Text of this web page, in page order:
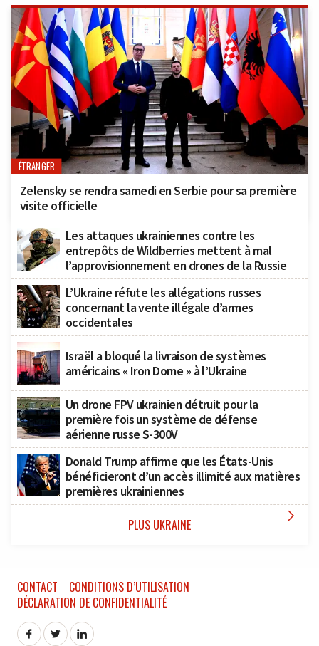
ÉTRANGER
Zelensky se rendra samedi en Serbie pour sa première
visite officielle
Les attaques ukrainiennes contre les
entrepôts de Wildberries mettent à mal
l’approvisionnement en drones de la Russie
L’Ukraine réfute les allégations russes
concernant la vente illégale d’armes
occidentales
Israël a bloqué la livraison de systèmes
américains « Iron Dome » à l’Ukraine
Un drone FPV ukrainien détruit pour la
première fois un système de défense
aérienne russe S-300V
Donald Trump affirme que les États-Unis
bénéficieront d’un accès illimité aux matières
premières ukrainiennes
PLUS UKRAINE 
CONTACT
CONDITIONS D’UTILISATION
DÉCLARATION DE CONFIDENTIALITÉ